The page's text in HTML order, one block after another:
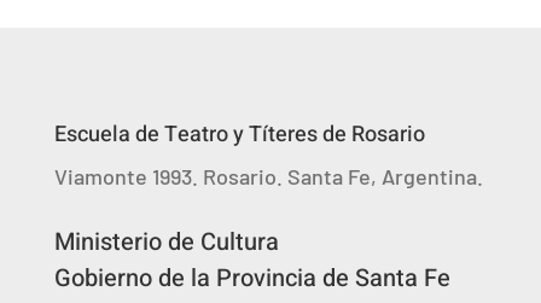
Escuela de Teatro y Títeres de Rosario
Viamonte 1993. Rosario. Santa Fe, Argentina.
Ministerio de Cultura
Gobierno de la Provincia de Santa Fe